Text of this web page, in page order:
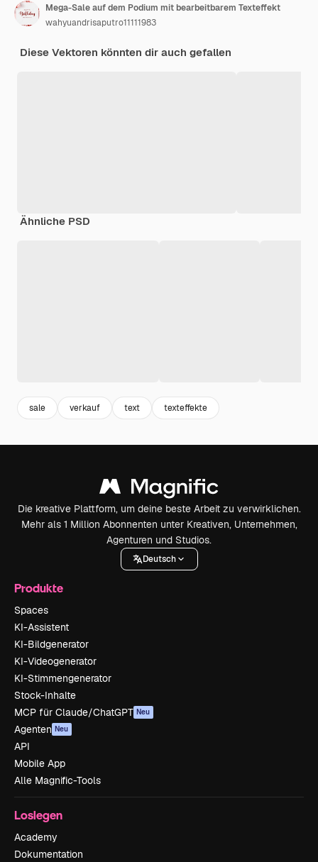
Mega-Sale auf dem Podium mit bearbeitbarem Texteffekt
wahyuandrisaputro11111983
Diese Vektoren könnten dir auch gefallen
Ähnliche PSD
sale verkauf text texteffekte
Die kreative Plattform, um deine beste Arbeit zu verwirklichen.
Mehr als 1 Million Abonnenten unter Kreativen, Unternehmen,
Agenturen und Studios.
Deutsch
Produkte
Spaces
KI-Assistent
KI-Bildgenerator
KI-Videogenerator
KI-Stimmengenerator
Stock-Inhalte
MCP für Claude/ChatGPT Neu
Agenten Neu
API
Mobile App
Alle Magnific-Tools
Loslegen
Academy
Dokumentation